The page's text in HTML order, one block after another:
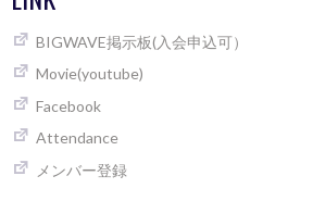
BIGWAVE掲示板(入会申込可）
Movie(youtube)
Facebook
Attendance
メンバー登録